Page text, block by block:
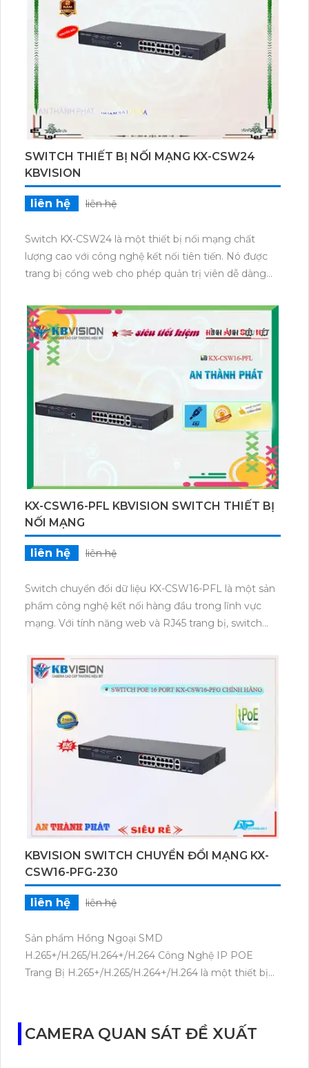
mang lại sự đáng tin cậy và hiệu quả cho mạng của
bạn.
SWITCH THIẾT BỊ NỐI MẠNG KX-CSW24
KBVISION
liên hệ liên hệ
Switch KX-CSW24 là một thiết bị nối mạng chất
lượng cao với công nghệ kết nối tiên tiến. Nó được
trang bị cổng web cho phép quản trị viên dễ dàng
giao diện chuẩn được sử dụng để kết nối với các thiết
bị mạng khác như máy tính, máy chủ, camera IP, vv.
Switch KX-CSW24 cung cấp khả năng kết nối ổn
định và tốc độ truyền dữ liệu cao, đáp ứng nhu cầu
KX-CSW16-PFL KBVISION SWITCH THIẾT BỊ
NỐI MẠNG
liên hệ liên hệ
Switch chuyển đổi dữ liệu KX-CSW16-PFL là một sản
phẩm công nghệ kết nối hàng đầu trong lĩnh vực
mạng. Với tính năng web và RJ45 trang bị, switch
thiết bị mạng. Sản phẩm có khả năng chuyển đổi dữ
liệu một cách linh hoạt, đáp ứng nhu cầu truyền tải
thông tin nhanh chóng và ổn định. Với 16 cổng,
switch này cho phép kết nối đồng thời nhiều thiết bị,
mang lại hiệu suất cao và đáng tin cậy cho mạng của
KBVISION SWITCH CHUYỂN ĐỔI MẠNG KX-
CSW16-PFG-230
liên hệ liên hệ
Sản phẩm Hồng Ngoại SMD
H.265+/H.265/H.264+/H.264 Công Nghệ IP POE
Trang Bị H.265+/H.265/H.264+/H.264 là một thiết bị
phẩm này cung cấp hiệu suất tối ưu, giảm chi phí
băng thông. Hỗ trợ kỹ thuật Hồng Ngoại SMD, đảm
CAMERA QUAN SÁT ĐỀ XUẤT